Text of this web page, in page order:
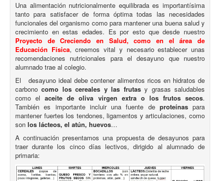
Una alimentación nutricionalmente equilibrada es importantísima
tanto para satisfacer de forma óptima todas las necesidades
funcionales del organismo como para mantener una buena salud y
crecimiento en estas edades. Es por esto que desde nuestro
Proyecto de Creciendo en Salud, como en el área de
Educación Física, creemos vital y necesario establecer unas
recomendaciones nutricionales para el desayuno que nuestro
alumnado trae al colegio.
El desayuno ideal debe contener alimentos ricos en hidratos de
carbono como los cereales y las frutasy grasas saludables
como elaceite de oliva virgen extra o los frutos secos.
También es importante incluir una fuente de proteínaspara
mantener fuertes los tendones, ligamentos y articulaciones, como
son los lácteos, el atún, huevos…
A continuación presentamos una propuesta de desayunos para
traer durante los cinco días lectivos, dirigido al alumnado de
primaria: